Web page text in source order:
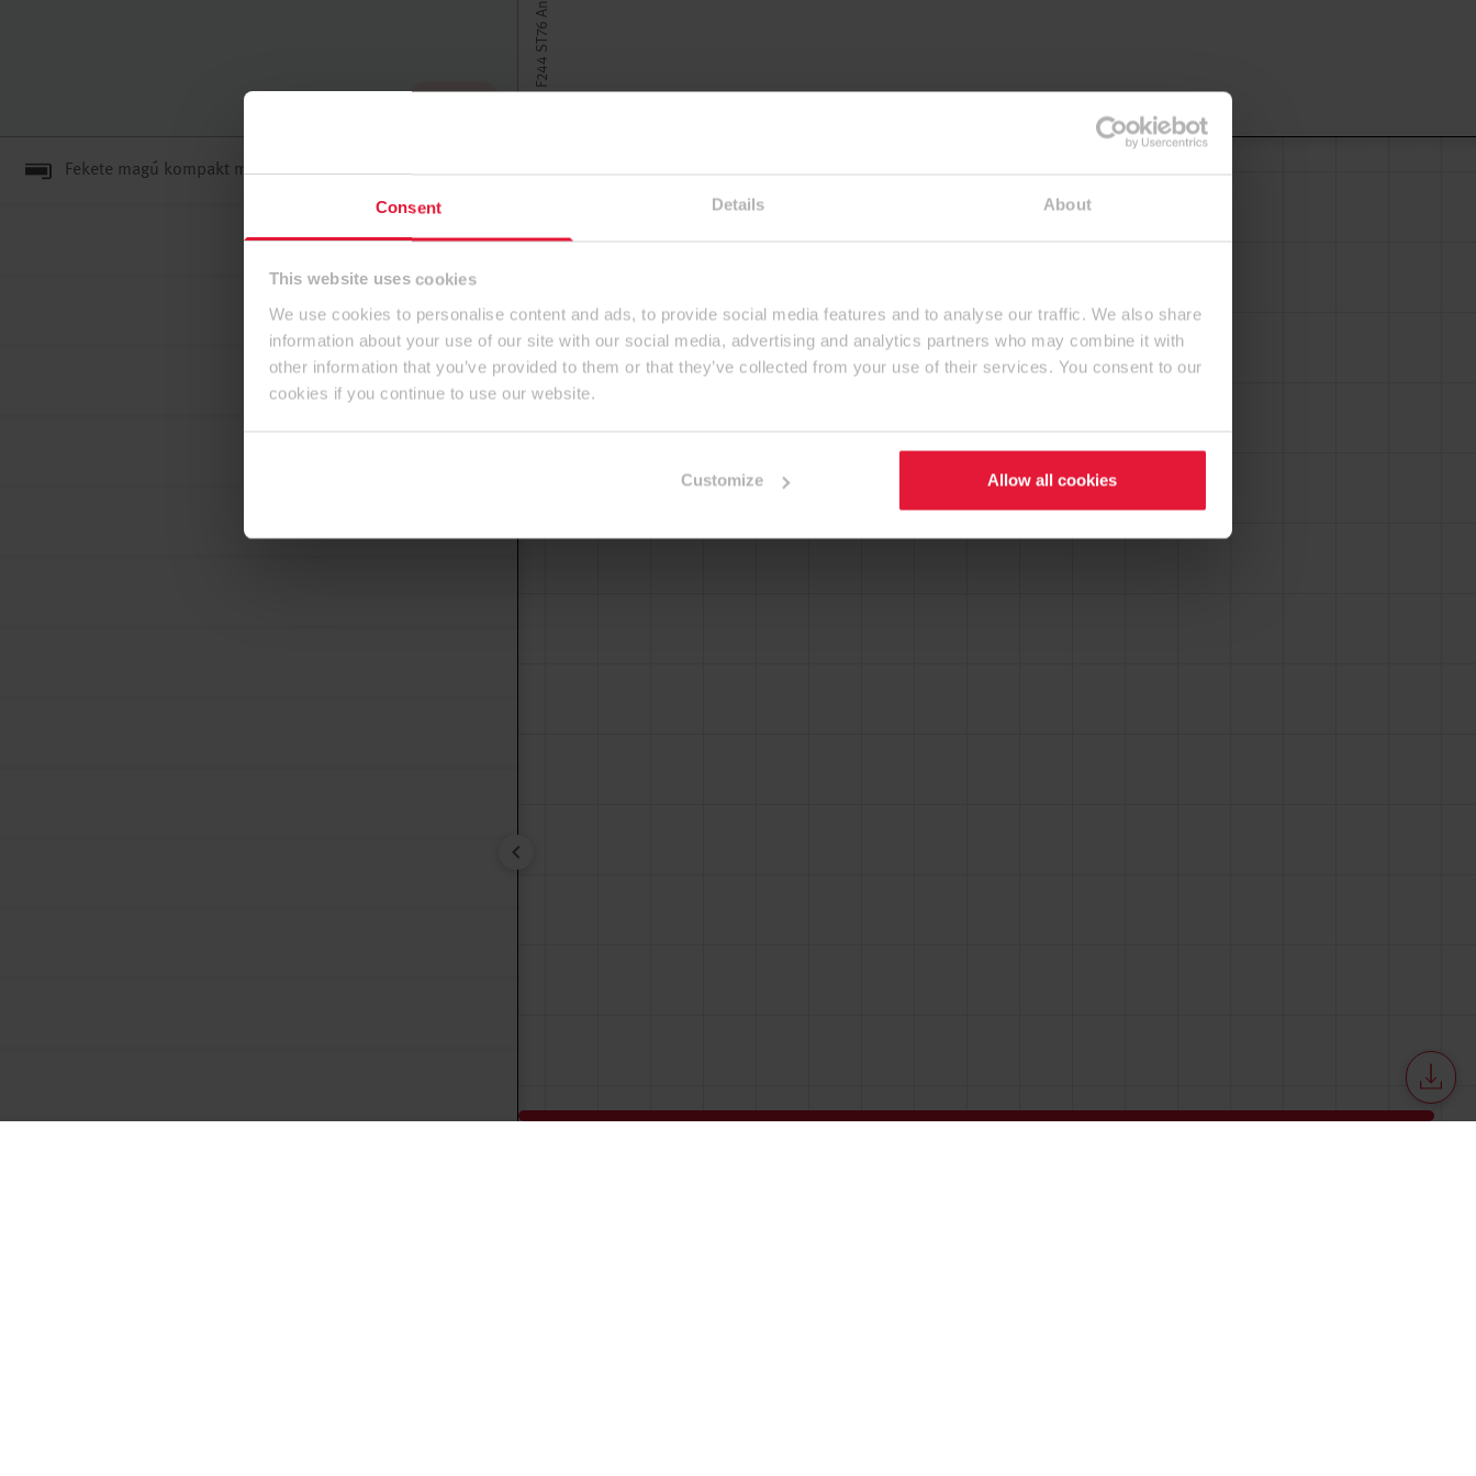
Consent Details About
This website uses cookies
We use cookies to personalise content and ads, to provide social media features and to analyse our traffic. We also share
information about your use of our site with our social media, advertising and analytics partners who may combine it with
other information that you’ve provided to them or that they’ve collected from your use of their services. You consent to our
cookies if you continue to use our website.
Customize Allow all cookies
Fekete magú kompakt munkalapok